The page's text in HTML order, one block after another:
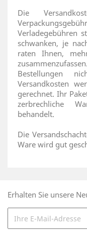
Die
Verladegebühren
schwanken, je
raten Ihnen,
Bestellungen
Versandkosten
gerechnet. Ihr
zerbrechliche
behandelt.
Die
Ware wird gut
Erhalten Sie unsere